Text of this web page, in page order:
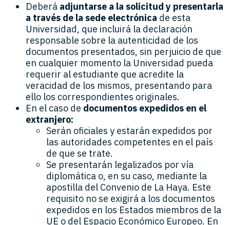
Deberá adjuntarse a la solicitud y presentarla
a través de la sede electrónica de esta
Universidad, que incluirá la declaración
responsable sobre la autenticidad de los
documentos presentados, sin perjuicio de que
en cualquier momento la Universidad pueda
requerir al estudiante que acredite la
veracidad de los mismos, presentando para
ello los correspondientes originales.
En el caso de documentos expedidos en el
extranjero:
Serán oficiales y estarán expedidos por
las autoridades competentes en el país
de que se trate.
Se presentarán legalizados por vía
diplomática o, en su caso, mediante la
apostilla del Convenio de La Haya. Este
requisito no se exigirá a los documentos
expedidos en los Estados miembros de la
UE o del Espacio Económico Europeo. En